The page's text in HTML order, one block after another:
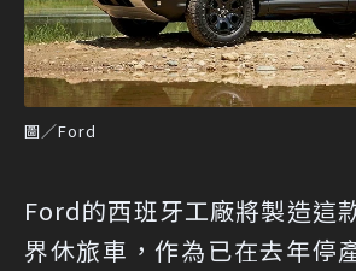
圖／Ford
Ford的西班牙工廠將製造這
界休旅車，作為已在去年停